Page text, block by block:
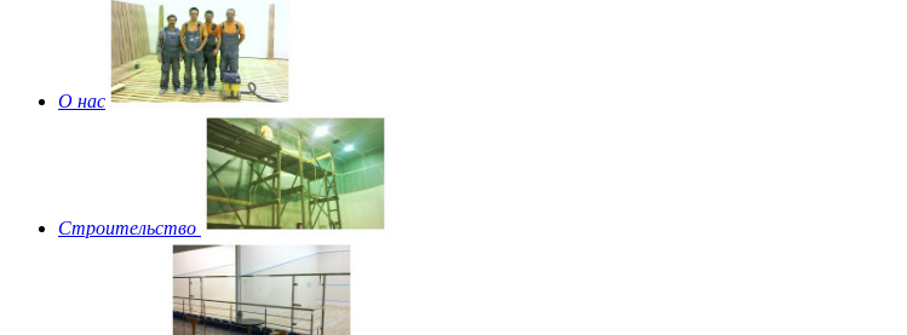
О нас
Строительство